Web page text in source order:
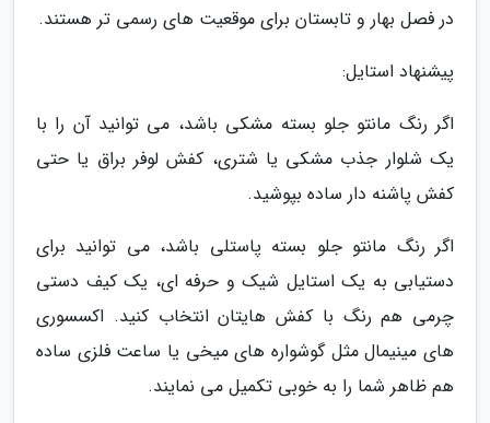
در فصل بهار و تابستان برای موقعیت های رسمی تر هستند.
پیشنهاد استایل:
اگر رنگ مانتو جلو بسته مشکی باشد، می توانید آن را با
یک شلوار جذب مشکی یا شتری، کفش لوفر براق یا حتی
کفش پاشنه دار ساده بپوشید.
اگر رنگ مانتو جلو بسته پاستلی باشد، می توانید برای
دستیابی به یک استایل شیک و حرفه ای، یک کیف دستی
چرمی هم رنگ با کفش هایتان انتخاب کنید. اکسسوری
های مینیمال مثل گوشواره های میخی یا ساعت فلزی ساده
هم ظاهر شما را به خوبی تکمیل می نمایند.